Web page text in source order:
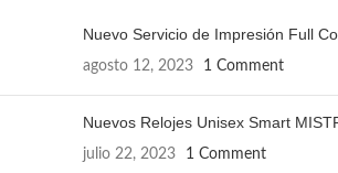
Nuevo Servicio de Impresión Full
agosto 12, 2023 1 Comment
Nuevos Relojes Unisex Smart
julio 22, 2023 1 Comment